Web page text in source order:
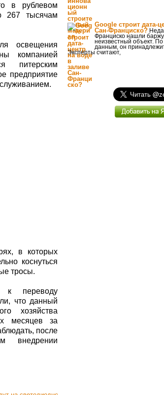
в рублевом
267 тысячам
освещения
компанией
питерским
предприятие
в которых
коснуться
тросы.
к переводу
что данный
хозяйства
месяцев за
после
внедрении
Google строит дата-
Сан-Франциско?
Франциско нашли
неизвестный объект.
данным, он
Эксперты считают,